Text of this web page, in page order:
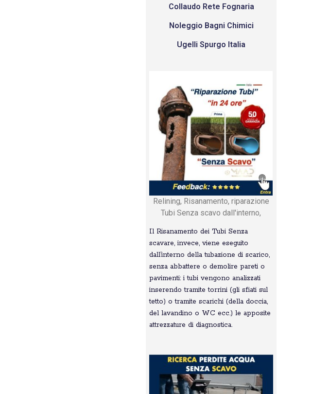
Collaudo Rete Fognaria
Noleggio Bagni Chimici
Ugelli Spurgo Italia
Relining, Risanamento, riparazione
Tubi Senza scavo dall'interno,
Il Risanamento dei Tubi Senza
scavare, invece, viene eseguito
dall’interno della tubazione di scarico,
senza abbattere o demolire pareti o
pavimenti: i tubi vengono analizzati
inserendo tramite torrini (gli sfiati sul
tetto) o tramite scarichi (della doccia,
del lavandino o WC ecc.) le apposite
attrezzature di diagnostica.